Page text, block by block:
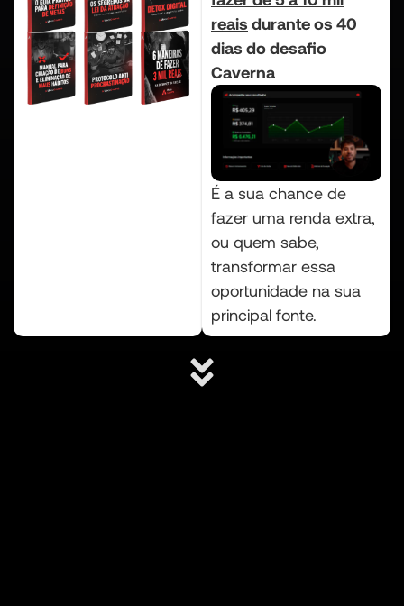
reais durante os 40
dias do desafio
Caverna
É a sua chance de
fazer uma renda extra,
ou quem sabe,
transformar essa
oportunidade na sua
principal fonte.